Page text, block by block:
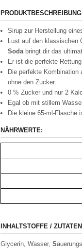
PRODUKTBESCHREIBUNG
Sirup zur Herstellung
Lust auf den klassischen
Sodabringt dir das
Er ist die perfekte
Die perfekte
ohne den Zucker.
0 % Zucker und nur 2
Egal ob mit stillem
Die kleine 65-ml-Flasche
NÄHRWERTE:
INHALTSTOFFE /
Glycerin, Wasser, S